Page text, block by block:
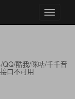
Toggle
QQ/酷我/咪咕/千千音
口不可用